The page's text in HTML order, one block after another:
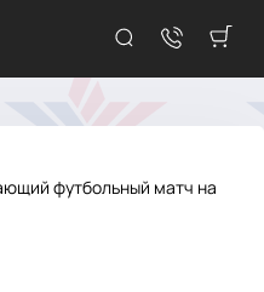
футбольный матч на